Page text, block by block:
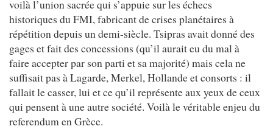
voilà l’union sacrée qui s’appuie sur les échecs
historiques du FMI, fabricant de crises planétaires à
répétition depuis un demi-siècle. Tsipras avait donné des
gages et fait des concessions (qu’il aurait eu du mal à
faire accepter par son parti et sa majorité) mais cela ne
suffisait pas à Lagarde, Merkel, Hollande et consorts : il
fallait le casser, lui et ce qu’il représente aux yeux de ceux
qui pensent à une autre société. Voilà le véritable enjeu du
referendum en Grèce.